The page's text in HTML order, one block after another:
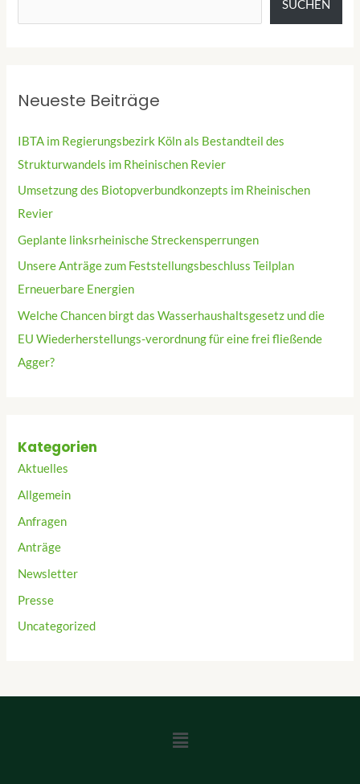
SUCHEN
Neueste Beiträge
IBTA im Regierungsbezirk Köln als Bestandteil des
Strukturwandels im Rheinischen Revier
Umsetzung des Biotopverbundkonzepts im Rheinischen
Revier
Geplante linksrheinische Streckensperrungen
Unsere Anträge zum Feststellungsbeschluss Teilplan
Erneuerbare Energien
Welche Chancen birgt das Wasserhaushaltsgesetz und die
EU Wiederherstellungs-verordnung für eine frei fließende
Agger?
Kategorien
Aktuelles
Allgemein
Anfragen
Anträge
Newsletter
Presse
Uncategorized